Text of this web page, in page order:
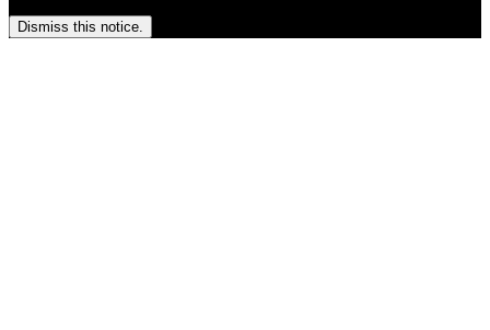
Dismiss this notice.